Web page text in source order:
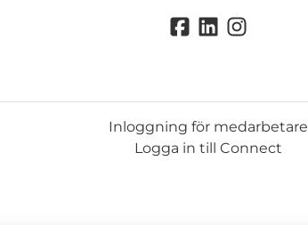
Inloggning för medarbetare
Logga in till Connect